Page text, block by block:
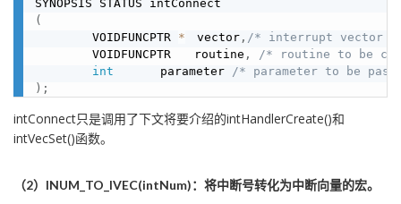
(
        VOIDFUNCPTR
* vector , /* interrupt vector
        VOIDFUNCPTR　　routine
,
/* routine to be
int parameter
/* parameter to be
) ;
intConnect只是调用了下文将要介绍的intHandlerCreate()和
intVecSet()函数。
（2）INUM_TO_IVEC(intNum)：将中断号转化为中断向量的宏。